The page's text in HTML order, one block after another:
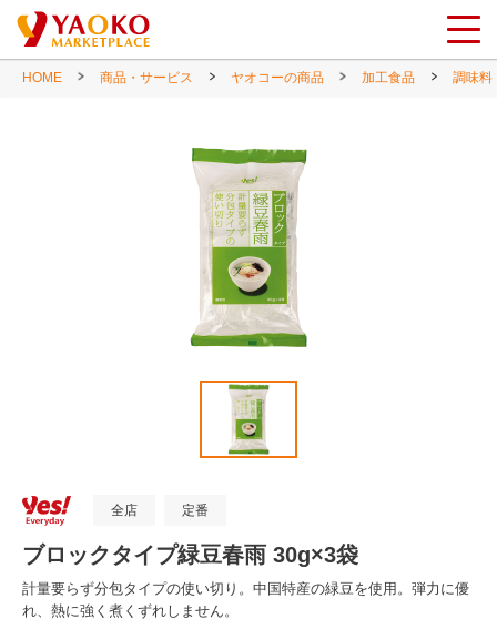
HOME 商品・サービス ヤオコーの商品 加工食品 調味料
全店 定番
ブロックタイプ緑豆春雨 30g×3袋
計量要らず分包タイプの使い切り。中国特産の緑豆を使用。弾力に優
れ、熱に強く煮くずれしません。